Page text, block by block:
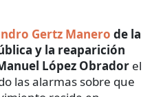
Gertz Manero de la
y la reaparición
López Obrador el
las alarmas sobre que